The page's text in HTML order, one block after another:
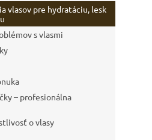
vlasov pre hydratáciu, lesk
s vlasmi
– profesionálna
o vlasy